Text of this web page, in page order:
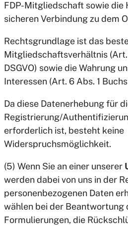
FDP-Mitgliedschaft sowie die
sicheren Verbindung zu dem
Rechtsgrundlage ist das
Mitgliedschaftsverhältnis (Art.
DSGVO) sowie die Wahrung
Interessen (Art. 6 Abs. 1
Da diese Datenerhebung für
Registrierung/
erforderlich ist, besteht keine
Widerspruchsmöglichkeit.
(5) Wenn Sie an einer unserer
werden dabei von uns in der
personenbezogenen Daten
wählen bei der Beantwortung
Formulierungen, die